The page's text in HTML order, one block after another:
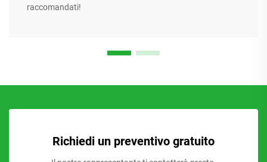
raccomandati!
Richiedi un preventivo gratuito